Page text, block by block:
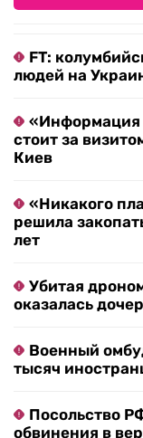
FT:
людей на
«Информация
стоит за
Киев
«Никакого
решила
лет
Убитая
оказалась
Военный
тысяч
Посольство
обвинения в